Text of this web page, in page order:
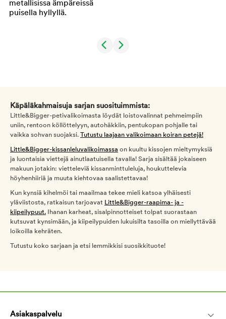
Käpäläkahmaisuja sarjan suosituimmista:
Little&Bigger-petivalikoimasta löydät loistovalinnat pehmeimpiin
uniin, rentoon köllöttelyyn, autohäkkiin, pentukopan pohjalle tai
vaikka sohvan suojaksi. Tutustu laajaan valikoimaan koiran petejä!
Little&Bigger-kissanleluvalikoimassa on kuultu kissojen mieltymyksiä
ja luontaisia viettejä ainutlaatuisella tavalla! Sarja sisältää jokaiseen
makuun jotakin: vietteleviä kissanminttuleluja, houkuttelevia
höyhenhiiriä ja muuta kiehtovaa saalistettavaa!
Kun kynsiä kihelmöi tai maailmaa tekee mieli katsoa ylhäisesti
yläviistosta, ratkaisun tarjoavat Little&Bigger-raapima- ja -
kiipeilypuut. Ihanan karheat, sisalpinnotteiset tolpat suorastaan
kutsuvat kynsimään, ja kiipeilypuiden lukuisilta tasoilla on miellyttävää
loikoilla kehräten.
Tutustu koko sarjaan ja etsi lemmikkisi suosikkituote!
Asiakaspalvelu